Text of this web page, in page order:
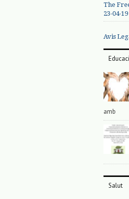
The
23-04-19
Avis
amb
Salut